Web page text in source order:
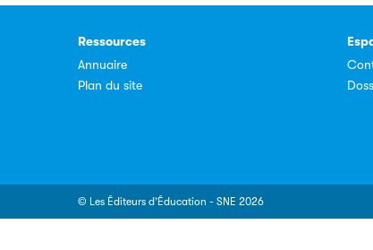
Ressources
Annuaire
Plan du site
© Les Éditeurs d’Éducation - SNE 2026